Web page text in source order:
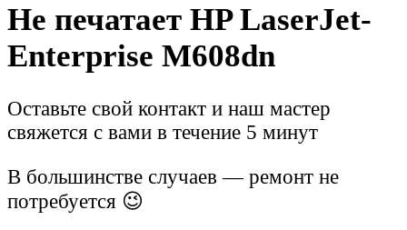
Не печатает HP LaserJet-
Enterprise M608dn
Оставьте свой контакт и наш мастер
свяжется с вами в течение 5 минут
В большинстве случаев — ремонт не
потребуется 😉